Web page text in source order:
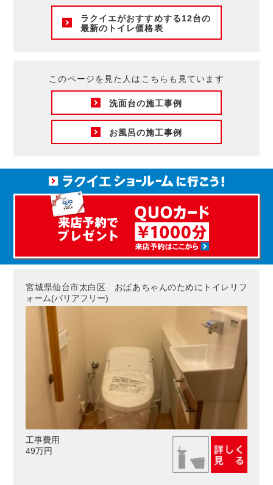
ラクイエがおすすめする12台の
最新のトイレ価格表
このページを見た人はこちらも見ています
洗面台の施工事例
お風呂の施工事例
宮城県仙台市太白区 おばあちゃんのためにトイレリフ
ォーム(バリアフリー)
工事費用
49万円